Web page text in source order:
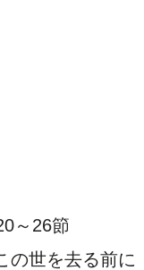
～26節
の世を去る前に